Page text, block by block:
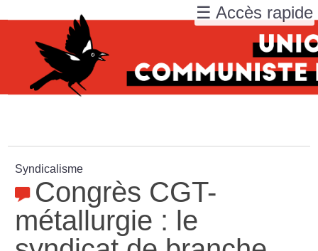
Syndicalisme
Congrès CGT-
métallurgie : le
☰ Accès rapide